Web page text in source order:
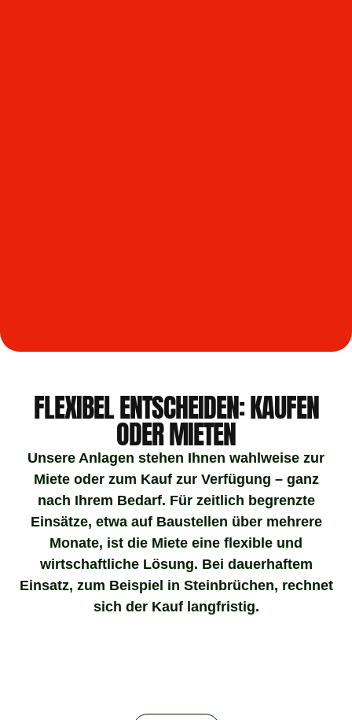
FLEXIBEL ENTSCHEIDEN: KAUFEN
ODER MIETEN
Unsere Anlagen stehen Ihnen wahlweise zur
Miete oder zum Kauf zur Verfügung – ganz
nach Ihrem Bedarf. Für zeitlich begrenzte
Einsätze, etwa auf Baustellen über mehrere
Monate, ist die Miete eine flexible und
wirtschaftliche Lösung. Bei dauerhaftem
Einsatz, zum Beispiel in Steinbrüchen, rechnet
sich der Kauf langfristig.